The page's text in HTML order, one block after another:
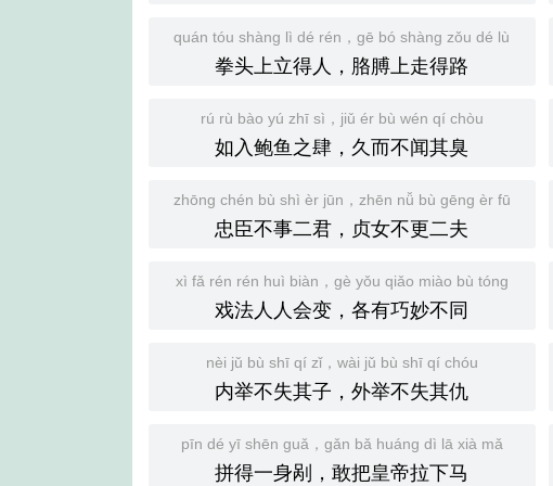
quán tóu shàng lì dé rén，gē bó shàng zǒu dé lù
拳头上立得人，胳膊上走得路
rú rù bào yú zhī sì，jiǔ ér bù wén qí chòu
如入鲍鱼之肆，久而不闻其臭
zhōng chén bù shì èr jūn，zhēn nǚ bù gēng èr fū
忠臣不事二君，贞女不更二夫
xì fǎ rén rén huì biàn，gè yǒu qiǎo miào bù tóng
戏法人人会变，各有巧妙不同
nèi jǔ bù shī qí zǐ，wài jǔ bù shī qí chóu
内举不失其子，外举不失其仇
pīn dé yī shēn guǎ，gǎn bǎ huáng dì lā xià mǎ
拼得一身剐，敢把皇帝拉下马